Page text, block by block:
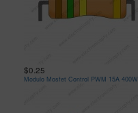
$0.25
Modulo Mosfet Control PWM 15A 400W